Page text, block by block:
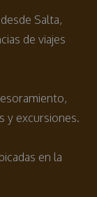
Salta,
de viajes
y excursiones.
en la